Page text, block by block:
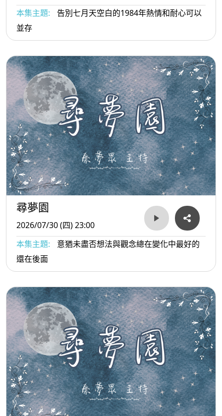
本集主題:
告別七月天空白的1984年熱情和耐心可以
並存
尋夢園
2026/07/30 (四) 23:00
本集主題:
意猶未盡否想法與觀念總在變化中最好的
還在後面